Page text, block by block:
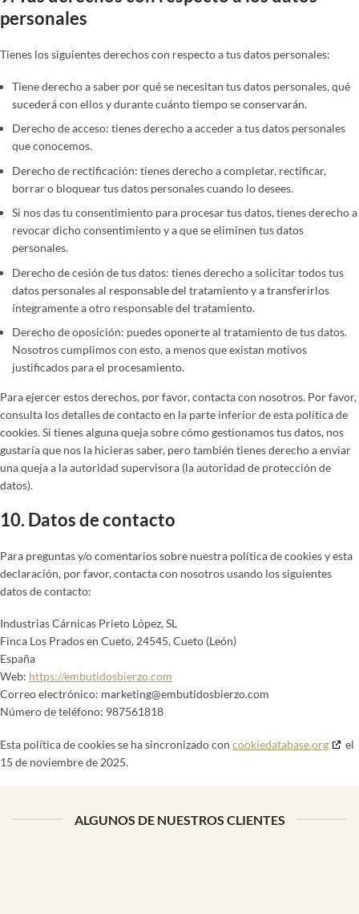
personales
Tienes los siguientes derechos con respecto a tus datos personales:
Tiene derecho a saber por qué se necesitan tus datos personales, qué
sucederá con ellos y durante cuánto tiempo se conservarán.
Derecho de acceso: tienes derecho a acceder a tus datos personales
que conocemos.
Derecho de rectificación: tienes derecho a completar, rectificar,
borrar o bloquear tus datos personales cuando lo desees.
Si nos das tu consentimiento para procesar tus datos, tienes derecho a
revocar dicho consentimiento y a que se eliminen tus datos
personales.
Derecho de cesión de tus datos: tienes derecho a solicitar todos tus
datos personales al responsable del tratamiento y a transferirlos
íntegramente a otro responsable del tratamiento.
Derecho de oposición: puedes oponerte al tratamiento de tus datos.
Nosotros cumplimos con esto, a menos que existan motivos
justificados para el procesamiento.
Para ejercer estos derechos, por favor, contacta con nosotros. Por favor,
consulta los detalles de contacto en la parte inferior de esta política de
cookies. Si tienes alguna queja sobre cómo gestionamos tus datos, nos
gustaría que nos la hicieras saber, pero también tienes derecho a enviar
una queja a la autoridad supervisora (la autoridad de protección de
datos).
10. Datos de contacto
Para preguntas y/o comentarios sobre nuestra política de cookies y esta
declaración, por favor, contacta con nosotros usando los siguientes
datos de contacto:
Industrias Cárnicas Prieto López, SL
Finca Los Prados en Cueto, 24545, Cueto (León)
España
Web: https://embutidosbierzo.com
Correo electrónico: marketing@embutidosbierzo.com
Número de teléfono: 987561818
Esta política de cookies se ha sincronizado con cookiedatabase.org
el
15 de noviembre de 2025.
ALGUNOS DE NUESTROS CLIENTES